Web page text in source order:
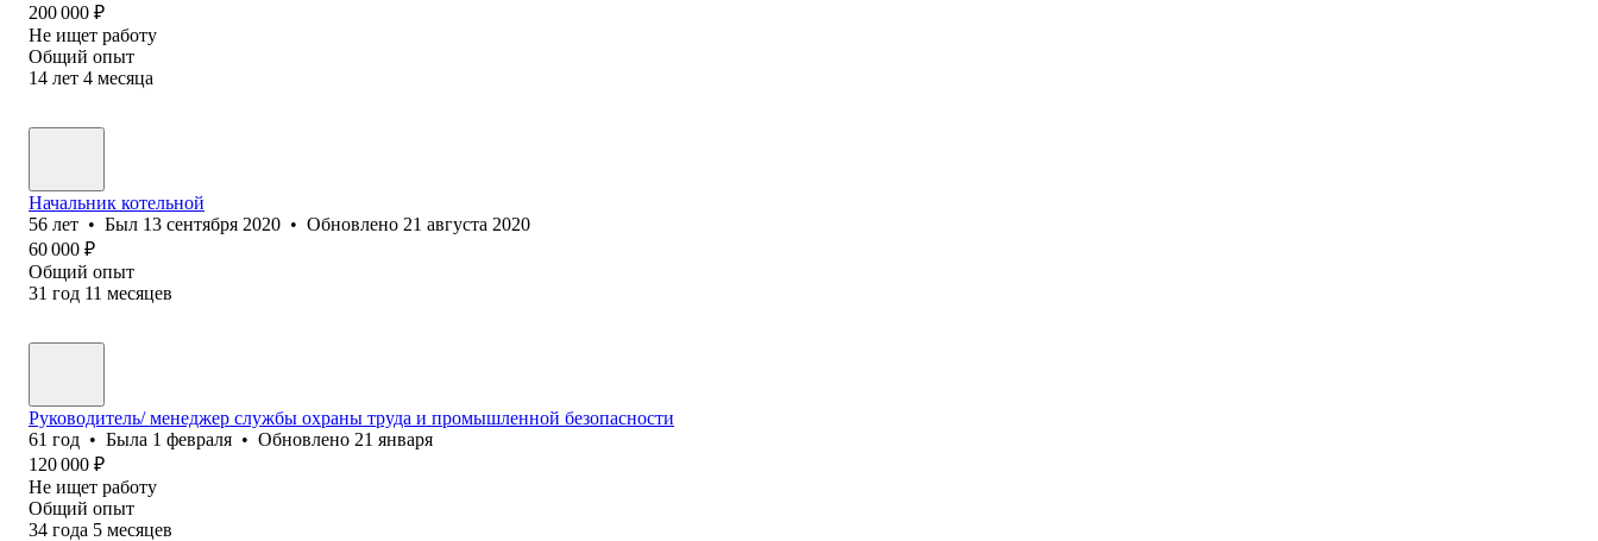
200 000 ₽
Не ищет работу
Общий опыт
14 лет 4 месяца
Начальник котельной
56 лет • Был 13 сентября 2020 • Обновлено 21 августа 2020
60 000 ₽
Общий опыт
31 год 11 месяцев
Руководитель/ менеджер службы охраны труда и промышленной безопасности
61 год • Была 1 февраля • Обновлено 21 января
120 000 ₽
Не ищет работу
Общий опыт
34 года 5 месяцев